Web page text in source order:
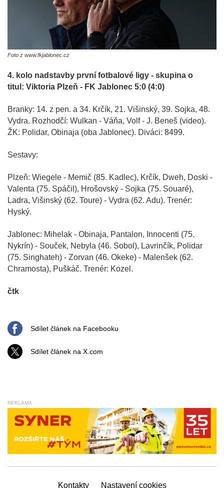
Foto z www.fkjablonec.cz
4. kolo nadstavby první fotbalové ligy - skupina o
titul: Viktoria Plzeň - FK Jablonec 5:0 (4:0)
Branky: 14. z pen. a 34. Krčík, 21. Višinský, 39. Sojka, 48.
Vydra. Rozhodčí: Wulkan - Váňa, Volf - J. Beneš (video).
ŽK: Polidar, Obinaja (oba Jablonec). Diváci: 8499.
Sestavy:
Plzeň: Wiegele - Memič (85. Kadlec), Krčík, Dweh, Doski -
Valenta (75. Spáčil), Hrošovský - Sojka (75. Souaré),
Ladra, Višinský (62. Toure) - Vydra (62. Adu). Trenér:
Hyský.
Jablonec: Mihelak - Obinaja, Pantalon, Innocenti (75.
Nykrín) - Souček, Nebyla (46. Sobol), Lavrinčík, Polidar
(75. Singhateh) - Zorvan (46. Okeke) - Malenšek (62.
Chramosta), Puškáč. Trenér: Kozel.
čtk
Sdílet článek na Facebooku
Sdílet článek na X.com
REKLAMA
Kontakty Nastavení cookies